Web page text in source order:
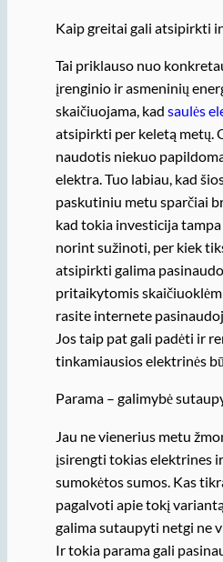
Kaip greitai gali atsipirkti
Tai priklauso nuo
įrenginio ir asmeninių
skaičiuojama, kad saulės
atsipirkti per keletą metų.
naudotis niekuo
elektra. Tuo labiau, kad
paskutiniu metu sparčiai
kad tokia investicija tampa
norint sužinoti, per kiek
atsipirkti galima
pritaikytomis
rasite internete
Jos taip pat gali padėti ir
tinkamiausios elektrinės
Parama – galimybė
Jau ne vienerius metu
įsirengti tokias elektrines
sumokėtos sumos. Kas
pagalvoti apie tokį
galima sutaupyti netgi ne
Ir tokia parama gali